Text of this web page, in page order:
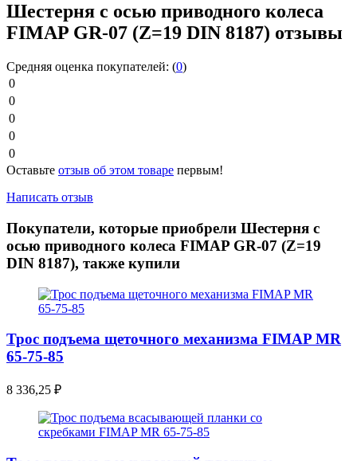
Шестерня с осью приводного колеса
FIMAP GR-07 (Z=19 DIN 8187) отзывы
Средняя оценка покупателей: (0)
0
0
0
0
0
Оставьте отзыв об этом товаре первым!
Написать отзыв
Покупатели, которые приобрели Шестерня с
осью приводного колеса FIMAP GR-07 (Z=19
DIN 8187), также купили
Трос подъема щеточного механизма FIMAP MR
65-75-85
8 336,25 ₽